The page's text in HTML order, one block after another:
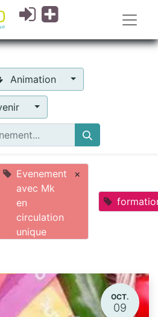
Animation
Evenement
avec Mk
en
circulation
unique
×
OCT.
09